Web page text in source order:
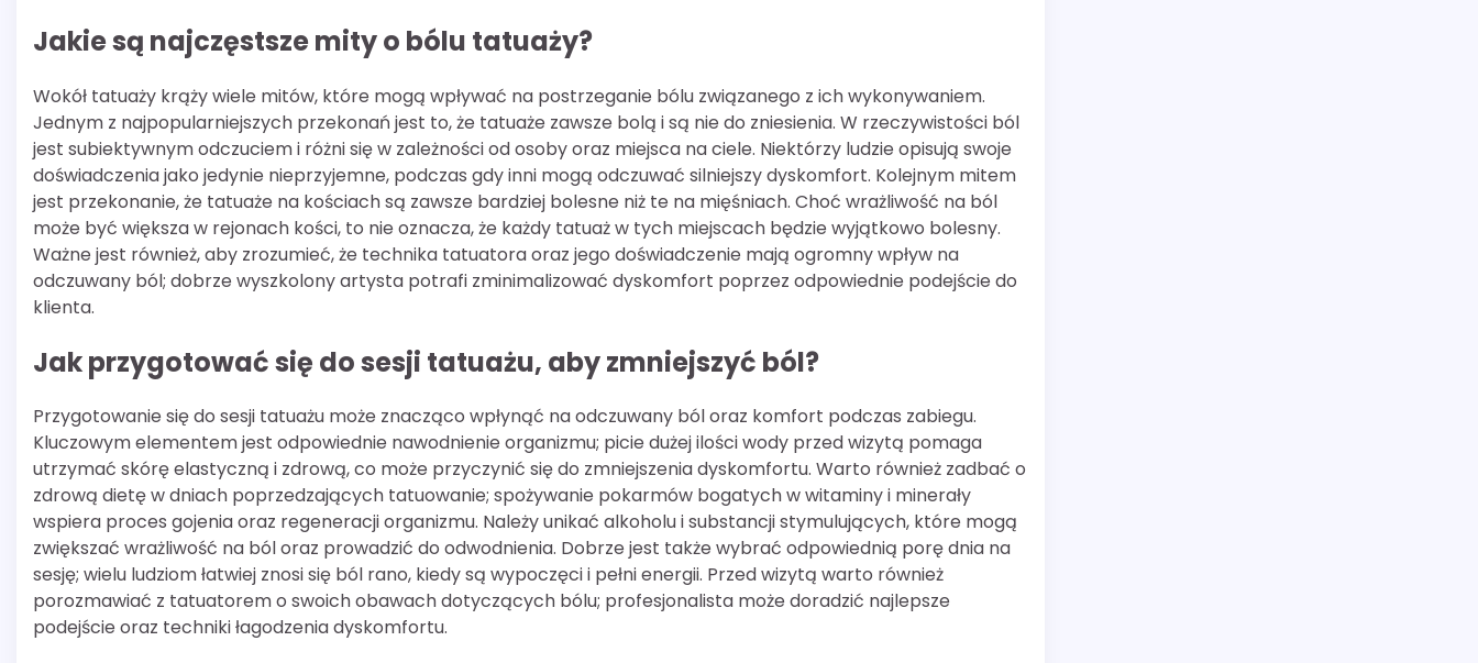
Jakie są najczęstsze mity o bólu tatuaży?
Wokół tatuaży krąży wiele mitów, które mogą wpływać na postrzeganie bólu związanego z ich wykonywaniem.
Jednym z najpopularniejszych przekonań jest to, że tatuaże zawsze bolą i są nie do zniesienia. W rzeczywistości ból
jest subiektywnym odczuciem i różni się w zależności od osoby oraz miejsca na ciele. Niektórzy ludzie opisują swoje
doświadczenia jako jedynie nieprzyjemne, podczas gdy inni mogą odczuwać silniejszy dyskomfort. Kolejnym mitem
jest przekonanie, że tatuaże na kościach są zawsze bardziej bolesne niż te na mięśniach. Choć wrażliwość na ból
może być większa w rejonach kości, to nie oznacza, że każdy tatuaż w tych miejscach będzie wyjątkowo bolesny.
Ważne jest również, aby zrozumieć, że technika tatuatora oraz jego doświadczenie mają ogromny wpływ na
odczuwany ból; dobrze wyszkolony artysta potrafi zminimalizować dyskomfort poprzez odpowiednie podejście do
klienta.
Jak przygotować się do sesji tatuażu, aby zmniejszyć ból?
Przygotowanie się do sesji tatuażu może znacząco wpłynąć na odczuwany ból oraz komfort podczas zabiegu.
Kluczowym elementem jest odpowiednie nawodnienie organizmu; picie dużej ilości wody przed wizytą pomaga
utrzymać skórę elastyczną i zdrową, co może przyczynić się do zmniejszenia dyskomfortu. Warto również zadbać o
zdrową dietę w dniach poprzedzających tatuowanie; spożywanie pokarmów bogatych w witaminy i minerały
wspiera proces gojenia oraz regeneracji organizmu. Należy unikać alkoholu i substancji stymulujących, które mogą
zwiększać wrażliwość na ból oraz prowadzić do odwodnienia. Dobrze jest także wybrać odpowiednią porę dnia na
sesję; wielu ludziom łatwiej znosi się ból rano, kiedy są wypoczęci i pełni energii. Przed wizytą warto również
porozmawiać z tatuatorem o swoich obawach dotyczących bólu; profesjonalista może doradzić najlepsze
podejście oraz techniki łagodzenia dyskomfortu.